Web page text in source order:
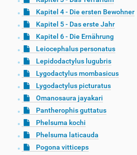
Kapitel 4 - Die ersten Bewohner
Kapitel 5 - Das erste Jahr
Kapitel 6 - Die Ernährung
Leiocephalus personatus
Lepidodactylus lugubris
Lygodactylus mombasicus
Lygodactylus picturatus
Omanosaura jayakari
Pantherophis guttatus
Phelsuma kochi
Phelsuma laticauda
Pogona vitticeps